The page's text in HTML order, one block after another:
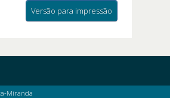
Versão para impressão
Miranda